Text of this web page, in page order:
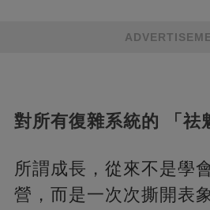
對所有復雜系統的 「祛
所謂成長，從來不是學
營，而是一次次撕開表